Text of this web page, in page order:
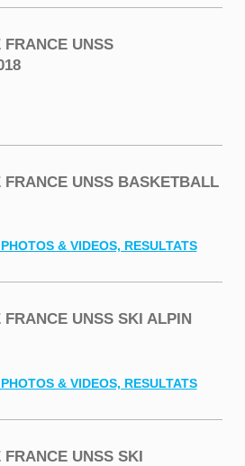
UNSS
FRANCE UNSS BASKETBALL
& VIDEOS, RESULTATS
UNSS SKI ALPIN
& VIDEOS, RESULTATS
UNSS SKI